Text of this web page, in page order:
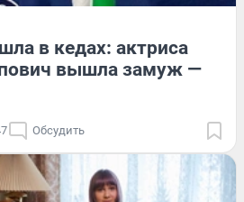
в кедах: актриса
вышла замуж —
Обсудить